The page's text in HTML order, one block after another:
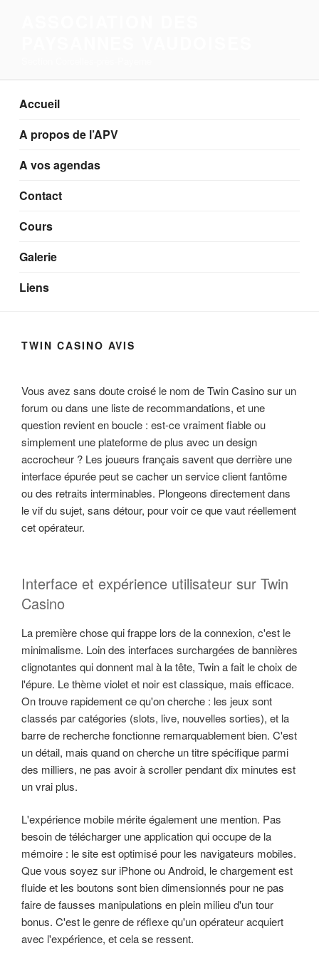
Accueil
A propos de l’APV
A vos agendas
Contact
Cours
Galerie
Liens
TWIN CASINO AVIS
Vous avez sans doute croisé le nom de Twin Casino sur un
forum ou dans une liste de recommandations, et une
question revient en boucle : est-ce vraiment fiable ou
simplement une plateforme de plus avec un design
accrocheur ? Les joueurs français savent que derrière une
interface épurée peut se cacher un service client fantôme
ou des retraits interminables. Plongeons directement dans
le vif du sujet, sans détour, pour voir ce que vaut réellement
cet opérateur.
Interface et expérience utilisateur sur Twin
Casino
La première chose qui frappe lors de la connexion, c'est le
minimalisme. Loin des interfaces surchargées de bannières
clignotantes qui donnent mal à la tête, Twin a fait le choix de
l'épure. Le thème violet et noir est classique, mais efficace.
On trouve rapidement ce qu'on cherche : les jeux sont
classés par catégories (slots, live, nouvelles sorties), et la
barre de recherche fonctionne remarquablement bien. C'est
un détail, mais quand on cherche un titre spécifique parmi
des milliers, ne pas avoir à scroller pendant dix minutes est
un vrai plus.
L'expérience mobile mérite également une mention. Pas
besoin de télécharger une application qui occupe de la
mémoire : le site est optimisé pour les navigateurs mobiles.
Que vous soyez sur iPhone ou Android, le chargement est
fluide et les boutons sont bien dimensionnés pour ne pas
faire de fausses manipulations en plein milieu d'un tour
bonus. C'est le genre de réflexe qu'un opérateur acquiert
avec l'expérience, et cela se ressent.